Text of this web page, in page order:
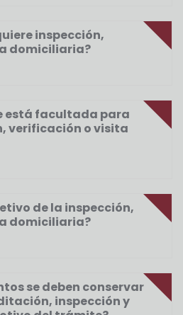
inspección,
domiciliaria?
está facultada para
verificación o visita
de la inspección,
domiciliaria?
se deben conservar
inspección y